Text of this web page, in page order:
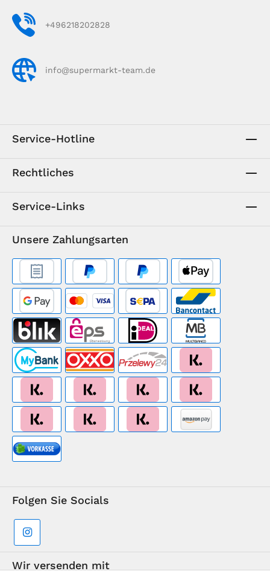
+496218202828
info@supermarkt-team.de
Service-Hotline
Rechtliches
Service-Links
Unsere Zahlungsarten
Folgen Sie Socials
Wir versenden mit